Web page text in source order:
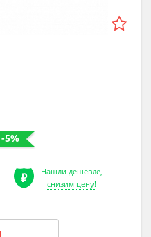
Нашли дешевле,
снизим цену!
-5%